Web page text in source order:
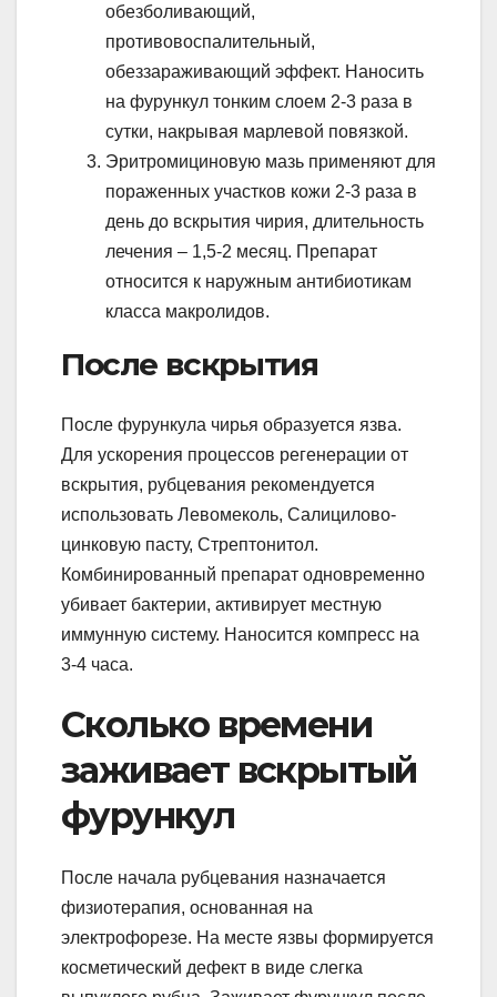
обезболивающий,
противовоспалительный,
обеззараживающий эффект. Наносить
на фурункул тонким слоем 2-3 раза в
сутки, накрывая марлевой повязкой.
Эритромициновую мазь применяют для
пораженных участков кожи 2-3 раза в
день до вскрытия чирия, длительность
лечения – 1,5-2 месяц. Препарат
относится к наружным антибиотикам
класса макролидов.
После вскрытия
После фурункула чирья образуется язва.
Для ускорения процессов регенерации от
вскрытия, рубцевания рекомендуется
использовать Левомеколь, Салицилово-
цинковую пасту, Стрептонитол.
Комбинированный препарат одновременно
убивает бактерии, активирует местную
иммунную систему. Наносится компресс на
3-4 часа.
Сколько времени
заживает вскрытый
фурункул
После начала рубцевания назначается
физиотерапия, основанная на
электрофорезе. На месте язвы формируется
косметический дефект в виде слегка